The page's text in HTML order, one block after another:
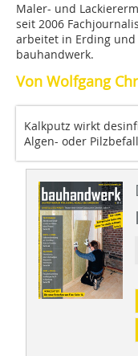
Maler- und
seit 2006
arbeitet in Erding
bauhandwerk.
Von Wolfgang
Kalkputz wirkt
Algen- oder Pilzbefall